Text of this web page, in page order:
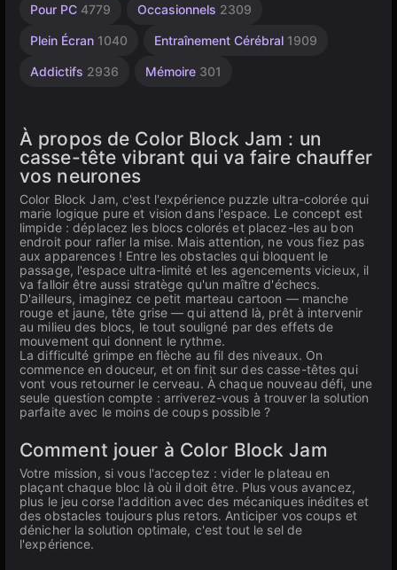
Pour PC 4779 Occasionnels 2309
Plein Écran 1040 Entraînement Cérébral 1909
Addictifs 2936 Mémoire 301
Sans
2845
Esprit
Agilité
Bureau
Géométrie
Haute
3569
Russes
Navigateur
À propos de Color Block Jam : un
casse-tête vibrant qui va faire chauffer
vos neurones
Color Block Jam, c'est l'expérience puzzle ultra-colorée qui
marie logique pure et vision dans l'espace. Le concept est
limpide : déplacez les blocs colorés et placez-les au bon
endroit pour rafler la mise. Mais attention, ne vous fiez pas
aux apparences ! Entre les obstacles qui bloquent le
passage, l'espace ultra-limité et les agencements vicieux, il
va falloir être aussi stratège qu'un maître d'échecs.
D'ailleurs, imaginez ce petit marteau cartoon — manche
rouge et jaune, tête grise — qui attend là, prêt à intervenir
au milieu des blocs, le tout souligné par des effets de
mouvement qui donnent le rythme.
La difficulté grimpe en flèche au fil des niveaux. On
commence en douceur, et on finit sur des casse-têtes qui
vont vous retourner le cerveau. À chaque nouveau défi, une
seule question compte : arriverez-vous à trouver la solution
parfaite avec le moins de coups possible ?
Comment jouer à Color Block Jam
Votre mission, si vous l'acceptez : vider le plateau en
plaçant chaque bloc là où il doit être. Plus vous avancez,
plus le jeu corse l'addition avec des mécaniques inédites et
des obstacles toujours plus retors. Anticiper vos coups et
dénicher la solution optimale, c'est tout le sel de
l'expérience.